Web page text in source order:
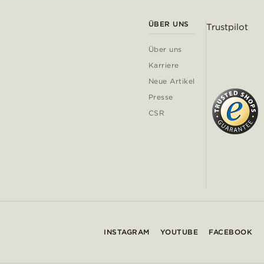
ÜBER UNS
Über uns
Karriere
Neue Artikel
Presse
CSR
Trustpilot
INSTAGRAM YOUTUBE FACEBOOK